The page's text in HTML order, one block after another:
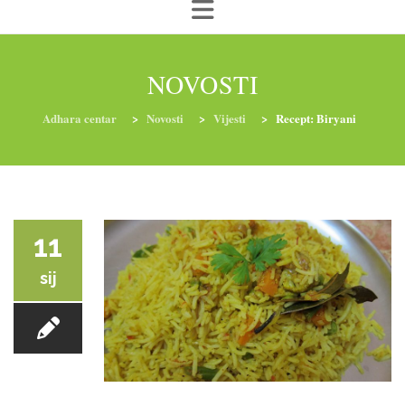
YOGA I TRENINZI
NOVOSTI
Adhara centar > Novosti > Vijesti > Recept: Biryani
11
sij